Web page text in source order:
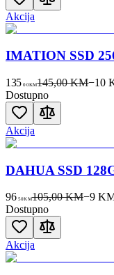
Akcija
IMATION SSD
135 00KM145,00 KM−10
Dostupno
Akcija
DAHUA SSD
96 50KM105,00 KM−9
Dostupno
Akcija